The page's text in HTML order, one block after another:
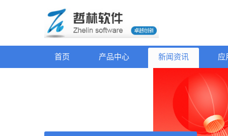
首页 产品中心 新闻资讯 应